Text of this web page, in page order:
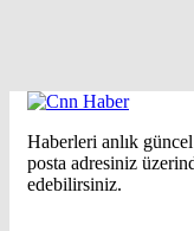
Haberleri anlık
posta adresiniz
edebilirsiniz.